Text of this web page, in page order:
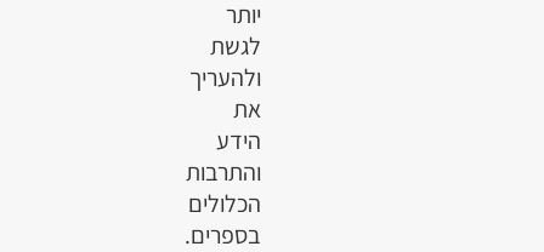
יותר
לגשת
ולהעריך
את
הידע
והתרבות
הכלולים
בספרים.